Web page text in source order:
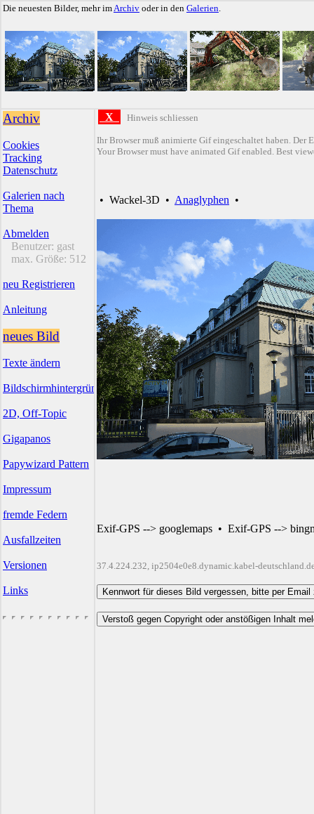
Die neuesten Bilder, mehr imArchiv oder in den Galerien.
Archiv
Cookies
Tracking
Datenschutz
Galerien nach
Thema
Abmelden
Benutzer: gast
max. Größe: 512
neu Registrieren
Anleitung
neues Bild
Texte ändern
Bildschirmhintergründe
2D, Off-Topic
Gigapanos
Papywizard Pattern
Impressum
fremde Federn
Ausfallzeiten
Versionen
Links
X Hinweis schliessen
Ihr Browser muß animierte Gif eingeschaltet haben. Der
Your Browser must have animated Gif enabled. Best
• Wackel-3D • Anaglyphen •
Exif-GPS --> googlemaps • Exif-GPS -->
37.4.224.232, ip2504e0e8.dynamic.kabel-